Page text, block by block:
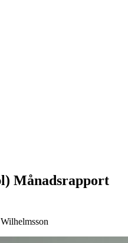
Månadsrapport